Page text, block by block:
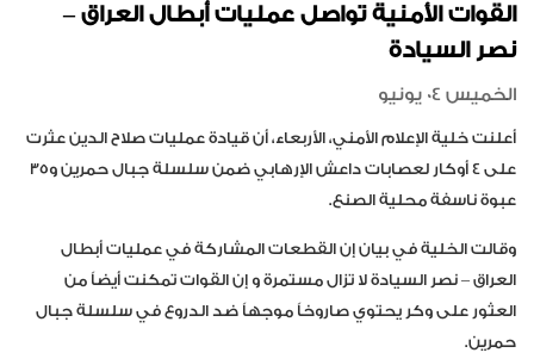
القوات الأمنية تواصل عمليات أبطال العراق –
نصر السيادة
الخميس 04 يونيو
أعلنت خلية الإعلام الأمني، الأربعاء، أن قيادة عمليات صلاح الدين عثرت
على 4 أوكار لعصابات داعش الإرهابي ضمن سلسلة جبال حمرين و35
عبوة ناسفة محلية الصنع.
وقالت الخلية في بيان إن القطعات المشاركة في عمليات أبطال
العراق – نصر السيادة لا تزال مستمرة و إن القوات تمكنت أيضاً من
العثور على وكر يحتوي صاروخاً موجهاً ضد الدروع في سلسلة جبال
حمرين.